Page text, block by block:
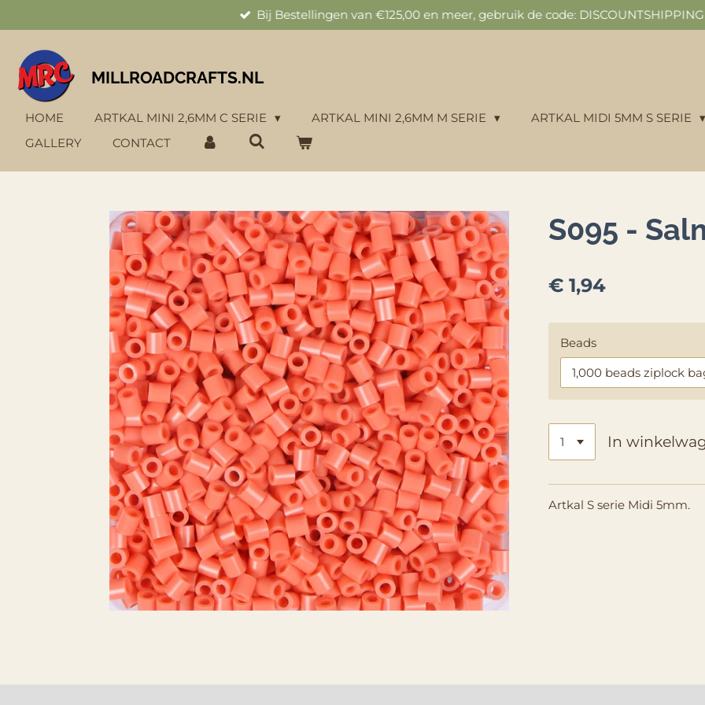
direct
de
hoofdinhoud
Bij Bestellingen van €125,00 en meer, gebruik de code:
MILLROADCRAFTS.NL
HOME ARTKAL MINI 2,6MM C SERIE ARTKAL MINI 2,6MM M SERIE
ARTKAL MIDI 5MM S SERIE
GALLERY
CONTACT
S095 -
€ 1,94
Beads
In
Artkal S serie Midi 5mm.